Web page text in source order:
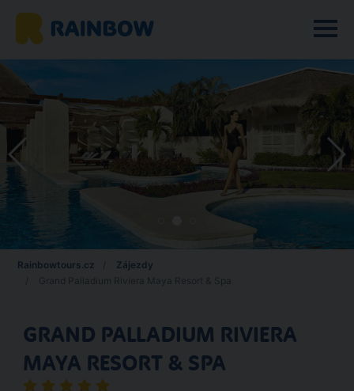
Rainbowtours.cz
Zájezdy
GRAND PALLADIUM RIVIERA
MAYA RESORT & SPA